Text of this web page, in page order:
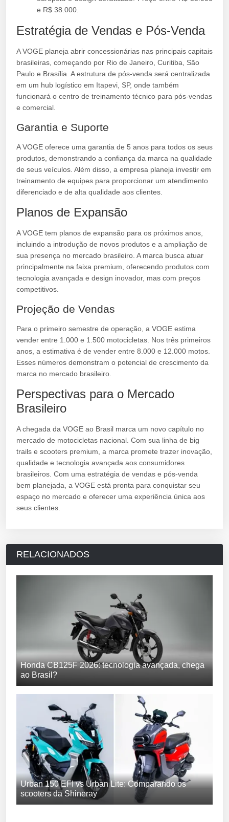
e R$ 38.000.
Estratégia de Vendas e Pós-Venda
A VOGE planeja abrir concessionárias nas principais capitais
brasileiras, começando por Rio de Janeiro, Curitiba, São
Paulo e Brasília. A estrutura de pós-venda será centralizada
em um hub logístico em Itapevi, SP, onde também
funcionará o centro de treinamento técnico para pós-vendas
e comercial.
Garantia e Suporte
A VOGE oferece uma garantia de 5 anos para todos os seus
produtos, demonstrando a confiança da marca na qualidade
de seus veículos. Além disso, a empresa planeja investir em
treinamento de equipes para proporcionar um atendimento
diferenciado e de alta qualidade aos clientes.
Planos de Expansão
A VOGE tem planos de expansão para os próximos anos,
incluindo a introdução de novos produtos e a ampliação de
sua presença no mercado brasileiro. A marca busca atuar
principalmente na faixa premium, oferecendo produtos com
tecnologia avançada e design inovador, mas com preços
competitivos.
Projeção de Vendas
Para o primeiro semestre de operação, a VOGE estima
vender entre 1.000 e 1.500 motocicletas. Nos três primeiros
anos, a estimativa é de vender entre 8.000 e 12.000 motos.
Esses números demonstram o potencial de crescimento da
marca no mercado brasileiro.
Perspectivas para o Mercado
Brasileiro
A chegada da VOGE ao Brasil marca um novo capítulo no
mercado de motocicletas nacional. Com sua linha de big
trails e scooters premium, a marca promete trazer inovação,
qualidade e tecnologia avançada aos consumidores
brasileiros. Com uma estratégia de vendas e pós-venda
bem planejada, a VOGE está pronta para conquistar seu
espaço no mercado e oferecer uma experiência única aos
seus clientes.
RELACIONADOS
Honda CB125F 2026: tecnologia avançada, chega
ao Brasil?
Urban 150 EFI vs Urban Lite: Comparando os
scooters da Shineray